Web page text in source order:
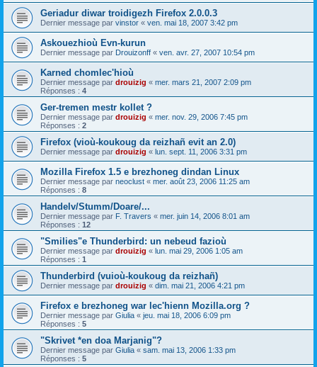
Geriadur diwar troidigezh Firefox 2.0.0.3
Dernier message par vinstor « ven. mai 18, 2007 3:42 pm
Askouezhioù Evn-kurun
Dernier message par Drouizonff « ven. avr. 27, 2007 10:54 pm
Karned chomlec'hioù
Dernier message par drouizig « mer. mars 21, 2007 2:09 pm
Réponses : 4
Ger-tremen mestr kollet ?
Dernier message par drouizig « mer. nov. 29, 2006 7:45 pm
Réponses : 2
Firefox (vioù-koukoug da reizhañ evit an 2.0)
Dernier message par drouizig « lun. sept. 11, 2006 3:31 pm
Mozilla Firefox 1.5 e brezhoneg dindan Linux
Dernier message par neoclust « mer. août 23, 2006 11:25 am
Réponses : 8
Handelv/Stumm/Doare/...
Dernier message par F. Travers « mer. juin 14, 2006 8:01 am
Réponses : 12
"Smilies"e Thunderbird: un nebeud fazioù
Dernier message par drouizig « lun. mai 29, 2006 1:05 am
Réponses : 1
Thunderbird (vuioù-koukoug da reizhañ)
Dernier message par drouizig « dim. mai 21, 2006 4:21 pm
Firefox e brezhoneg war lec'hienn Mozilla.org ?
Dernier message par Giulia « jeu. mai 18, 2006 6:09 pm
Réponses : 5
"Skrivet *en doa Marjanig"?
Dernier message par Giulia « sam. mai 13, 2006 1:33 pm
Réponses : 5